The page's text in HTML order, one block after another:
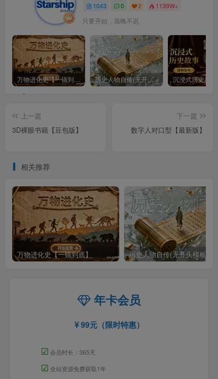
1043 0 2 1139W+
只要开始，虽晚不迟
万物进化史【一镜到底】 历史人物自传(无开头模板)
上一篇
3D裸眼书籍【豆包版】
下一篇
数字人对口型【最新版】
相关推荐
万物进化史【一镜到底】 历史人物自传(无开头模板)
年卡会员
99元（限时特惠）
☑ 会员时长：365天
☑ 全站资源免费获取1年